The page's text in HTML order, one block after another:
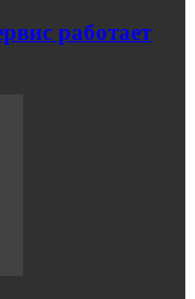
работает